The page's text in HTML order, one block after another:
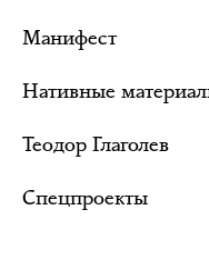
Манифест
Нативные
Теодор Глаголев
Спецпроекты